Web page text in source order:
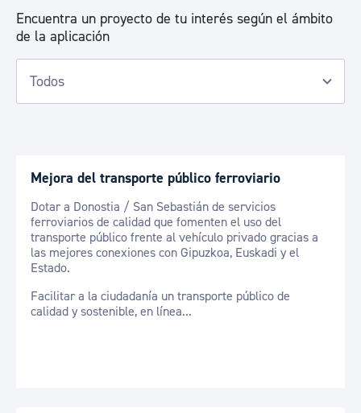
Encuentra un proyecto de tu interés según el ámbito
de la aplicación
Mejora del transporte público ferroviario
Dotar a Donostia / San Sebastián de servicios
ferroviarios de calidad que fomenten el uso del
transporte público frente al vehículo privado gracias a
las mejores conexiones con Gipuzkoa, Euskadi y el
Estado.
Facilitar a la ciudadanía un transporte público de
calidad y sostenible, en línea...